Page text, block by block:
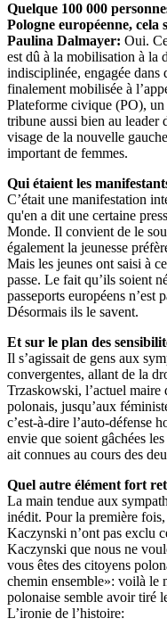
Quelque 100 000
Pologne européenne, cela
Paulina Dalmayer: Oui.
est dû à la mobilisation à la
indisciplinée, engagée dans
finalement mobilisée à
Plateforme civique (PO),
tribune aussi bien au leader
visage de la nouvelle
important de femmes.
Qui étaient les
C’était une manifestation
qu'en a dit une certaine
Monde. Il convient de le
également la jeunesse
Mais les jeunes ont saisi à
passe. Le fait qu’ils soient
passeports européens
Désormais ils le savent.
Et sur le plan des
Il s’agissait de gens aux
convergentes, allant de la
Trzaskowski, l’actuel maire
polonais, jusqu’aux
c’est-à-dire l’auto-défense
envie que soient gâchées
ait connues au cours des
Quel autre élément fort
La main tendue aux
inédit. Pour la première
Kaczynski n’ont pas exclu
Kaczynski que nous ne
vous êtes des citoyens
chemin ensemble»: voilà le
polonaise semble avoir tiré
L’ironie de l’histoire: